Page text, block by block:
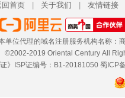
回首页 关于我们 友情链接
位代理的域名注册服务机构名称：
©2002-2019 Oriental Century All
》ISP证编号：B1-20181050 蜀ICP